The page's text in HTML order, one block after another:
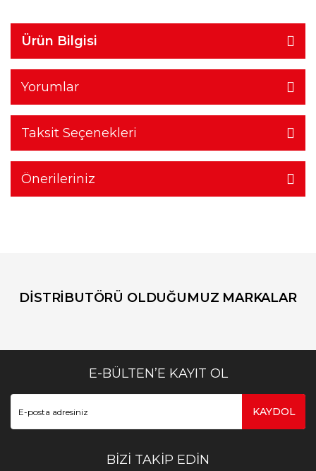
Ürün Bilgisi
Yorumlar
Taksit Seçenekleri
Önerileriniz
DİSTRİBUTÖRÜ OLDUĞUMUZ MARKALAR
E-BÜLTEN’E KAYIT OL
KAYDOL
BİZİ TAKİP EDİN